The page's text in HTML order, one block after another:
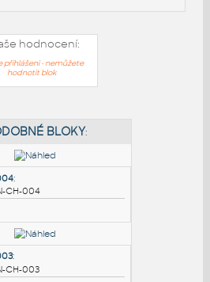
hodnocení:
přihlášeni - nemůžete
hodnotit blok
PODOBNÉ BLOKY